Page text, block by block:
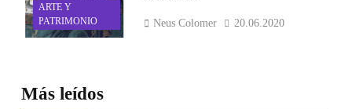
Más leídos
ARTE Y
PATRIMONIO
Neus Colomer 20.06.2020